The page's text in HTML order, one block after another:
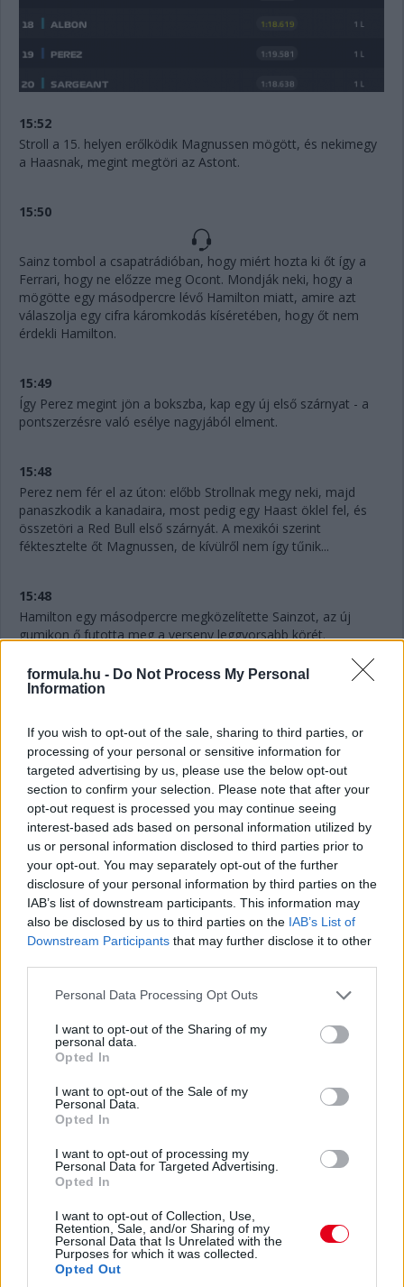
formula.hu - Do Not Process My Personal
Information
If you wish to opt-out of the sale, sharing to third parties, or
processing of your personal or sensitive information for
targeted advertising by us, please use the below opt-out
section to confirm your selection. Please note that after your
opt-out request is processed you may continue seeing
interest-based ads based on personal information utilized by
us or personal information disclosed to third parties prior to
your opt-out. You may separately opt-out of the further
disclosure of your personal information by third parties on the
IAB’s list of downstream participants. This information may
also be disclosed by us to third parties on the IAB’s List of
Downstream Participants that may further disclose it to other
Please note that this website/app uses one or more Google
not limited to your visit or usage behaviour. You may click to
grant or deny consent to Google and its third-party tags to
use your data for below specified purposes in below Google
consent section.
Personal Data Processing Opt Outs
I want to opt-out of the Sharing of my
personal data.
Opted In
I want to opt-out of the Sale of my
Personal Data.
Opted In
I want to opt-out of processing my
Personal Data for Targeted Advertising.
Opted In
I want to opt-out of Collection, Use,
Retention, Sale, and/or Sharing of my
Personal Data that Is Unrelated with the
Purposes for which it was collected.
Opted Out
15:52
Stroll a 15. helyen erőlködik Magnussen mögött, és nekimegy
a Haasnak, megint megtöri az Astont.
15:50
Sainz tombol a csapatrádióban, hogy miért hozta ki őt így a
Ferrari, hogy ne előzze meg Ocont. Mondják neki, hogy a
mögötte egy másodpercre lévő Hamilton miatt, amire azt
válaszolja egy cifra káromkodás kíséretében, hogy őt nem
érdekli Hamilton.
15:49
Így Perez megint jön a bokszba, kap egy új első szárnyat - a
pontszerzésre való esélye nagyjából elment.
15:48
Perez nem fér el az úton: előbb Strollnak megy neki, majd
panaszkodik a kanadaira, most pedig egy Haast öklel fel, és
összetöri a Red Bull első szárnyát. A mexikói szerint
féktesztelte őt Magnussen, de kívülről nem így tűnik...
15:48
Hamilton egy másodpercre megközelítette Sainzot, az új
gumikon ő futotta meg a verseny leggyorsabb körét.
15:47
célegyenesben, és megőrizte a pozícióját.
15:46
Ocon is jön a bokszba, de hibázik az Alpine, lassú a csere, 4,2
másodpercig tart - Russell és Hamilton közé, a hetedik helyre
jön vissza. Itt az esély Sainz és a Ferrari előtt!
15:45
Hamilton nyitja meg a bokszkiállások során: most ő a
nyolcadik, 14-15 másodpercre van az előtte haladó Russelltől,
Verstappen pillanatokon belül lekörözi Perezt.
Verstappen a bal elsőre panaszkodik, Sainzot majdnem kihívta
Zajlik a sakkjátszma a pályapozíciókért.
Van esély valami kis esőcsepegésre, de semmi komolyra - 27
körön vagyunk túl a 78-ból.